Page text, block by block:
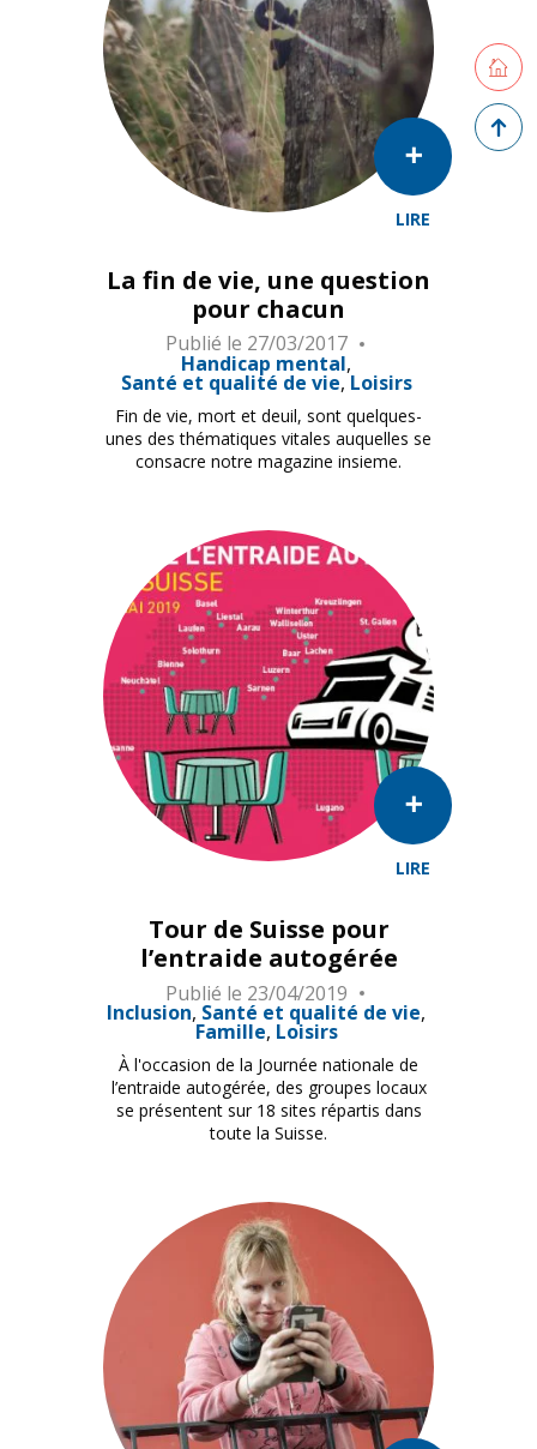
LIRE
La fin de vie, une question
pour chacun
Publié le 27/03/2017
Handicap mental
Santé et qualité de vie Loisirs
Fin de vie, mort et deuil, sont quelques-
unes des thématiques vitales auquelles se
consacre notre magazine insieme.
LIRE
Tour de Suisse pour
l’entraide autogérée
Publié le 23/04/2019
Inclusion Santé et qualité de vie
Famille Loisirs
À l'occasion de la Journée nationale de
l’entraide autogérée, des groupes locaux
se présentent sur 18 sites répartis dans
toute la Suisse.
Retour